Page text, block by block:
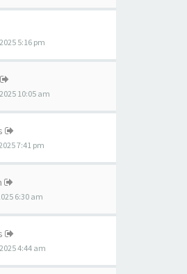
5:16 pm
10:05 am
7:41 pm
6:30 am
4:44 am